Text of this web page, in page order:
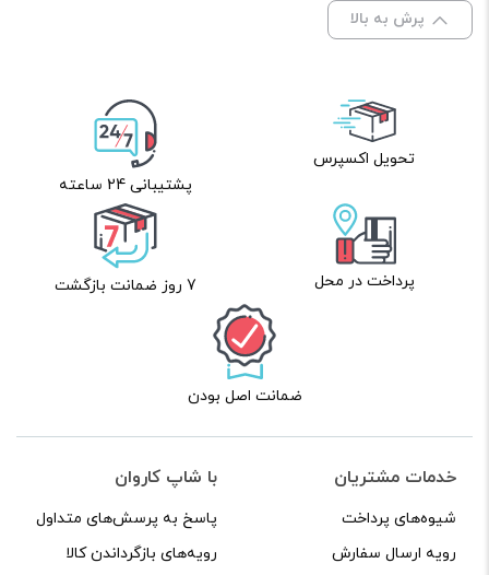
پرش به بالا
تحویل اکسپرس
پشتیبانی 24 ساعته
پرداخت در محل 7 روز ضمانت بازگشت
ضمانت اصل بودن
خدمات مشتریان
شیوه‌های پرداخت
رویه ارسال سفارش
با شاپ کاروان
پاسخ به پرسش‌های متداول
رویه‌های بازگرداندن کالا